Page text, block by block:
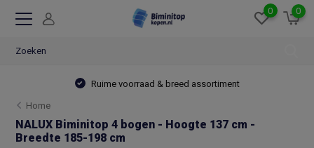
0 0
Ruime voorraad & breed assortiment
Home
NALUX Biminitop 4 bogen - Hoogte 137 cm -
Breedte 185-198 cm